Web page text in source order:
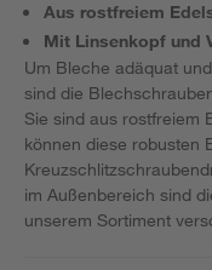
Aus rostfreiem
Mit Linsenkopf und
Um Bleche adäquat
sind die
Sie sind aus rostfreiem
können diese robusten
im Außenbereich sind
unserem Sortiment